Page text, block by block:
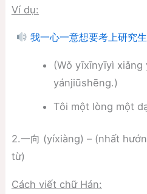
Ví dụ:
我一心一意想要考上研究生
(Wǒ yīxīnyīyì xiǎng
yánjiūshēng.)
Tôi một lòng một
2.一向 (yíxiàng) – (nhất
từ)
Cách viết chữ Hán: